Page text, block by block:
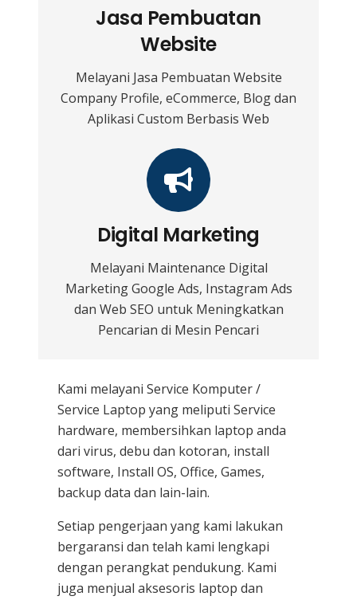
Jasa Pembuatan
Website
Melayani Jasa Pembuatan Website
Company Profile, eCommerce, Blog dan
Aplikasi Custom Berbasis Web
Digital Marketing
Melayani Maintenance Digital
Marketing Google Ads, Instagram Ads
dan Web SEO untuk Meningkatkan
Pencarian di Mesin Pencari
Kami melayani Service Komputer /
Service Laptop yang meliputi Service
hardware, membersihkan laptop anda
dari virus, debu dan kotoran, install
software, Install OS, Office, Games,
backup data dan lain-lain.
Setiap pengerjaan yang kami lakukan
bergaransi dan telah kami lengkapi
dengan perangkat pendukung. Kami
juga menjual aksesoris laptop dan